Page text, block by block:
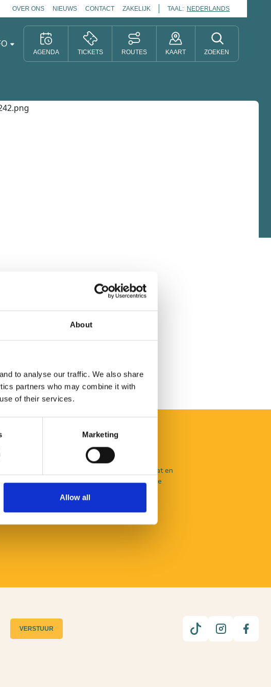
About
to analyse our traffic. We also share
partners who may combine it with
of their services.
Marketing
Allow all
OVER ONS NIEUWS CONTACT ZAKELIJK TAAL: NEDERLANDS
AGENDA TICKETS ROUTES KAART ZOEKEN
wat er allemaal te beleven valt in De Langstraat en
persoonlijk advies? Je kunt terecht bij onze
VERSTUUR